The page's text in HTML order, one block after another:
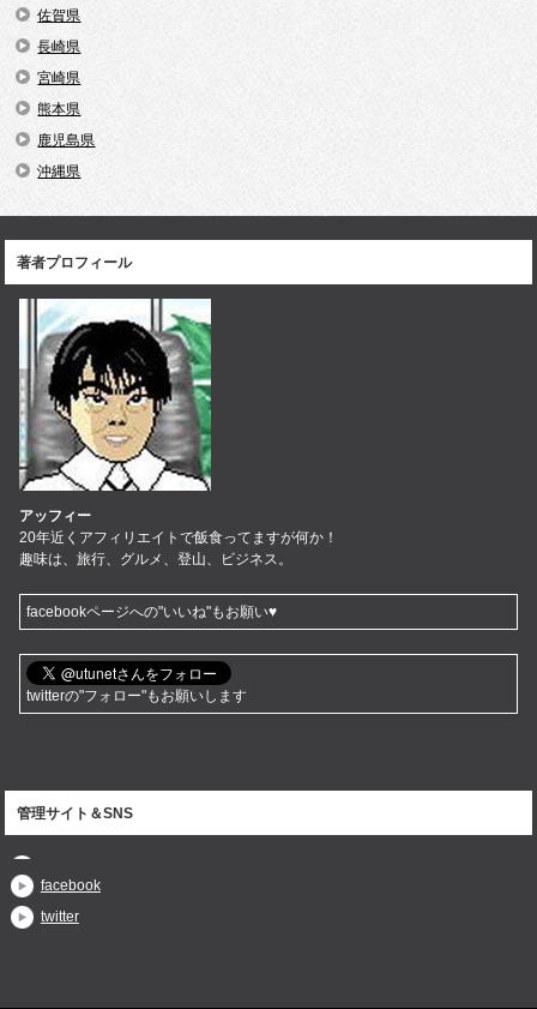
佐賀県
長崎県
宮崎県
熊本県
鹿児島県
沖縄県
著者プロフィール
アッフィー
20年近くアフィリエイトで飯食ってますが何か！
趣味は、旅行、グルメ、登山、ビジネス。
facebookページへの"いいね"もお願い♥
twitterの"フォロー"もお願いします
管理サイト＆SNS
facebook
twitter